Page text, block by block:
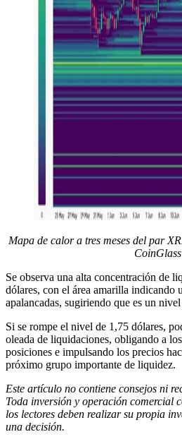
Mapa de calor a tres meses del par
CoinGlass
Se observa una alta concentración de
dólares, con el área amarilla indicando
apalancadas, sugiriendo que es un
Si se rompe el nivel de 1,75 dólares,
oleada de liquidaciones, obligando a
posiciones e impulsando los precios
próximo grupo importante de liquidez.
Este artículo no contiene consejos ni
Toda inversión y operación comercial
los lectores deben realizar su propia
una decisión.